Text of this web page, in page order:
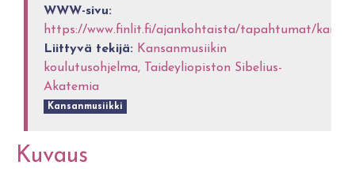
WWW-sivu:
https://www.finlit.fi/ajankohtaista/tapahtumat/
Liittyvä tekijä: Kansanmusiikin
koulutusohjelma, Taideyliopiston Sibelius-
Akatemia
Kansanmusiikki
Kuvaus